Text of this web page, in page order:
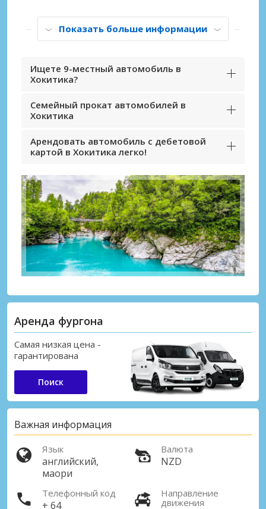
Показать больше информации
Ищете 9-местный автомобиль в
Хокитика?
Семейный прокат автомобилей в
Хокитика
Арендовать автомобиль с дебетовой
картой в Хокитика легко!
Аренда фургона
Самая низкая цена -
гарантирована
Поиск
Важная информация
Язык
английский,
маори
Валюта
NZD
Телефонный код
+ 64
Направление
движения